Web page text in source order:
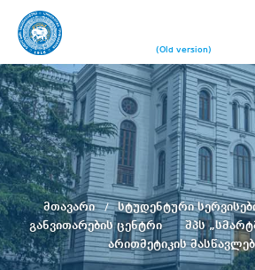
(Old version)
მთავარი
სტუდენტური
განვითარების ცენტრი
შპს
არითმეტიკის